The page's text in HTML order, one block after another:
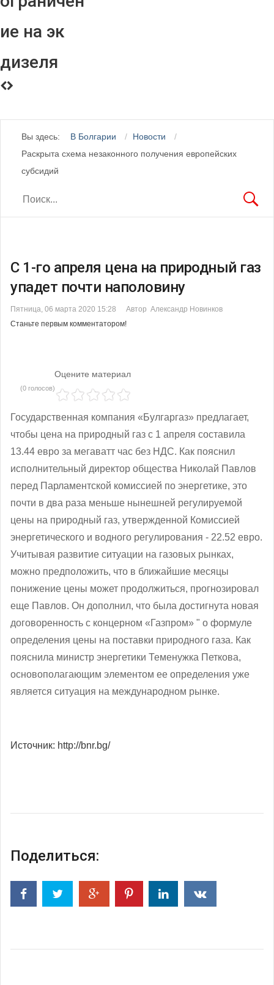
ие на эк
дизеля
Вы здесь: В Болгарии
Новости
Раскрыта схема незаконного получения европейских
субсидий
С 1-го апреля цена на природный газ
упадет почти наполовину
Пятница, 06 марта 2020 15:28
Автор Александр Новинков
Станьте первым комментатором!
Оцените материал
(0 голосов)
Государственная компания «Булгаргаз» предлагает,
чтобы цена на природный газ с 1 апреля составила
13.44 евро за мегаватт час без НДС. Как пояснил
исполнительный директор общества Николай Павлов
перед Парламентской комиссией по энергетике, это
почти в два раза меньше нынешней регулируемой
цены на природный газ, утвержденной Комиссией
энергетического и водного регулирования - 22.52 евро.
Учитывая развитие ситуации на газовых рынках,
можно предположить, что в ближайшие месяцы
понижение цены может продолжиться, прогнозировал
еще Павлов. Он дополнил, что была достигнута новая
договоренность с концерном «Газпром» " о формуле
определения цены на поставки природного газа. Как
пояснила министр энергетики Теменужка Петкова,
основополагающим элементом ее определения уже
является ситуация на международном рынке.
Источник: http://bnr.bg/
Поделиться: